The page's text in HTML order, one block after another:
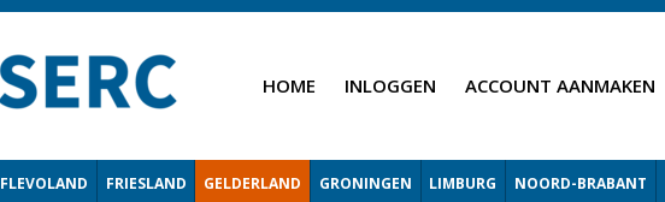
HOME INLOGGEN ACCOUNT AANMAKEN
FLEVOLAND FRIESLAND GELDERLAND GRONINGEN LIMBURG NOORD-BRABANT